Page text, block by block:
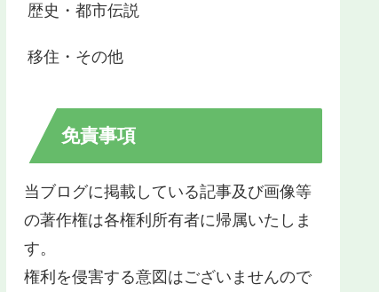
歴史・都市伝説
移住・その他
免責事項
当ブログに掲載している記事及び画像等
の著作権は各権利所有者に帰属いたしま
す。
権利を侵害する意図はございませんので